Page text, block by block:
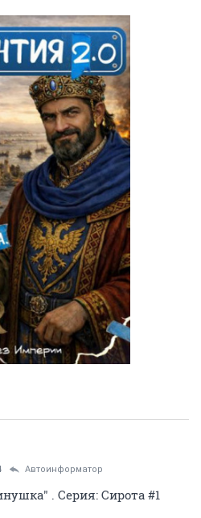
Автоинформатор
. Серия: Сирота #1